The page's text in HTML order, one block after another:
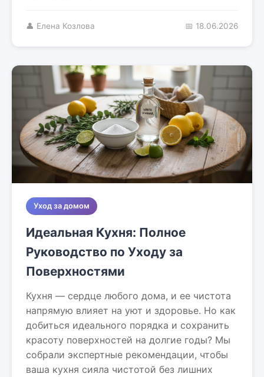
👤 Елена Козлова 📅 18.06.2026
Уход за домом
Идеальная Кухня: Полное
Руководство по Уходу за
Поверхностями
Кухня — сердце любого дома, и ее чистота
напрямую влияет на уют и здоровье. Но как
добиться идеального порядка и сохранить
красоту поверхностей на долгие годы? Мы
собрали экспертные рекомендации, чтобы
ваша кухня сияла чистотой без лишних